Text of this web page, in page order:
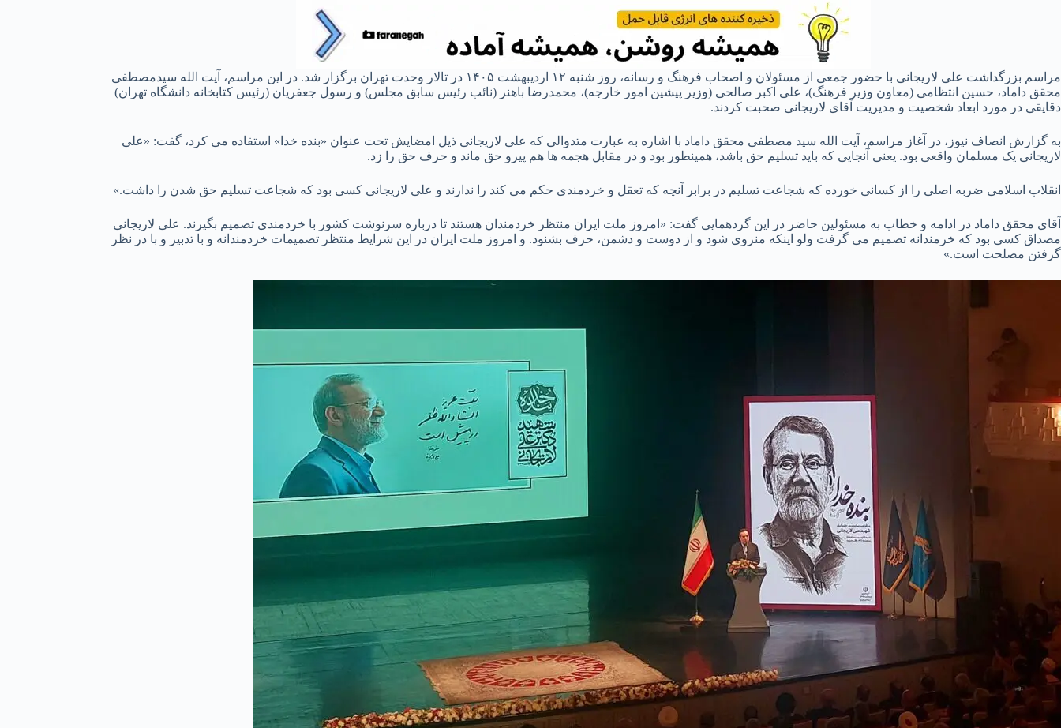
مراسم بزرگداشت علی لاریجانی با حضور جمعی از مسئولان و اصحاب فرهنگ و رسانه، روز شنبه ۱۲ اردیبهشت ۱۴۰۵ در تالار وحدت تهران برگزار شد. در این مراسم، آیت الله سیدمصطفی
محقق داماد، حسین انتظامی (معاون وزیر فرهنگ)، علی اکبر صالحی (وزیر پیشین امور خارجه)، محمدرضا باهنر (نائب رئیس سابق مجلس) و رسول جعفریان (رئیس کتابخانه دانشگاه تهران)
دقایقی در مورد ابعاد شخصیت و مدیریت آقای لاریجانی صحبت کردند.
به گزارش انصاف نیوز، در آغاز مراسم، آیت الله سید مصطفی محقق داماد با اشاره به عبارت متدوالی که علی لاریجانی ذیل امضایش تحت عنوان «بنده خدا» استفاده می کرد، گفت: «علی
لاریجانی یک مسلمان واقعی بود. یعنی آنجایی که باید تسلیم حق باشد، همینطور بود و در مقابل هجمه ها هم پیرو حق ماند و حرف حق را زد.
انقلاب اسلامی ضربه اصلی را از کسانی خورده که شجاعت تسلیم در برابر آنچه که تعقل و خردمندی حکم می کند را ندارند و علی لاریجانی کسی بود که شجاعت تسلیم حق شدن را داشت.»
آقای محقق داماد در ادامه و خطاب به مسئولین حاضر در این گردهمایی گفت: «امروز ملت ایران منتظر خردمندان هستند تا درباره سرنوشت کشور با خردمندی تصمیم بگیرند. علی لاریجانی
مصداق کسی بود که خرمندانه تصمیم می گرفت ولو اینکه منزوی شود و از دوست و دشمن، حرف بشنود. و امروز ملت ایران در این شرایط منتظر تصمیمات خردمندانه و با تدبیر و با در نظر
گرفتن مصلحت است.»